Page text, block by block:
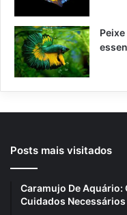
Posts mais visitados
Caramujo De Aquário:
Cuidados Necessários